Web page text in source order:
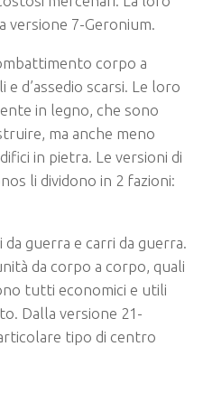
versione 7-Geronium.
corpo a
d’assedio scarsi. Le loro
in legno, che sono
ma anche meno
in pietra. Le versioni di
li dividono in 2 fazioni:
guerra e carri da guerra.
da corpo a corpo, quali
tutti economici e utili
Dalla versione 21-
tipo di centro